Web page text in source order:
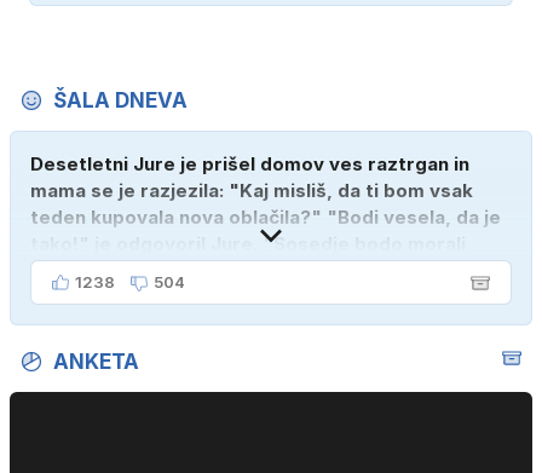
ŠALA DNEVA
Desetletni Jure je prišel domov ves raztrgan in
mama se je razjezila: "Kaj misliš, da ti bom vsak
teden kupovala nova oblačila?" "Bodi vesela, da je
tako!" je odgovoril Jure. "Sosedje bodo morali
kupiti novega sina, tako sem ga prebutal!"
1238 504
ANKETA